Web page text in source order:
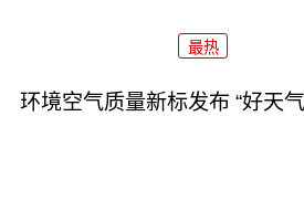
最热
环境空气质量新标发布 “好天